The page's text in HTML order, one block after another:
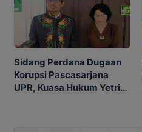
Sidang Perdana Dugaan
Korupsi Pascasarjana
UPR, Kuasa Hukum Yetrie